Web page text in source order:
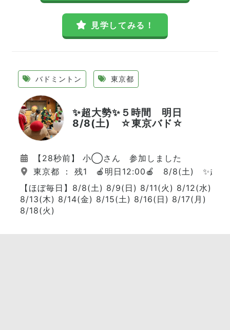
見学してみる！
バドミントン 東京都
✨超大勢✨５時間 明日
8/8(土) ☆東京バド☆
【28秒前】 小◯さん 参加しました
東京都 ： 残1 🍎明日12:00🍎 8/8(土) ✨超大
【ほぼ毎日】8/8(土) 8/9(日) 8/11(火) 8/12(水)
8/13(木) 8/14(金) 8/15(土) 8/16(日) 8/17(月)
8/18(火)